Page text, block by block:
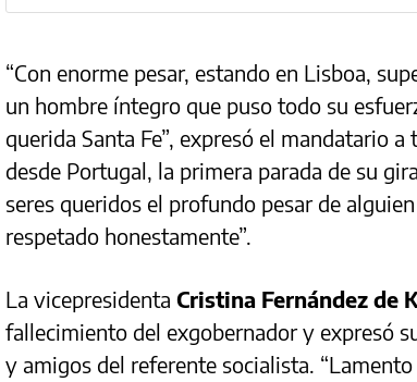
“Con enorme pesar, estando en Lisboa,
un hombre íntegro que puso todo su
querida Santa Fe”, expresó el mandatario
desde Portugal, la primera parada de su
seres queridos el profundo pesar de
respetado honestamente”.
La vicepresidenta Cristina Fernández de
fallecimiento del exgobernador y expresó
y amigos del referente socialista.